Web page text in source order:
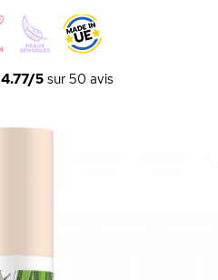
4.77/5sur 50 avis
Rouge à Lèvres